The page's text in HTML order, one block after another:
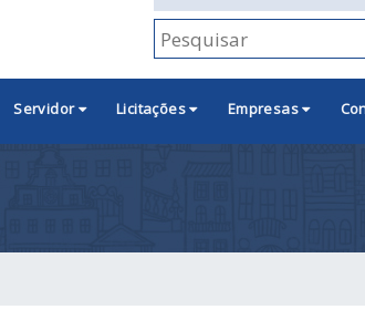
Servidor Licitações Empresas